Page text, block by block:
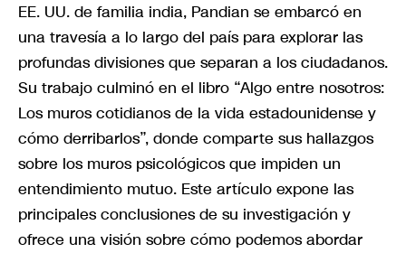
EE. UU. de familia india, Pandian se embarcó en
una travesía a lo largo del país para explorar las
profundas divisiones que separan a los ciudadanos.
Su trabajo culminó en el libro “Algo entre nosotros:
Los muros cotidianos de la vida estadounidense y
cómo derribarlos”, donde comparte sus hallazgos
sobre los muros psicológicos que impiden un
entendimiento mutuo. Este artículo expone las
principales conclusiones de su investigación y
ofrece una visión sobre cómo podemos abordar